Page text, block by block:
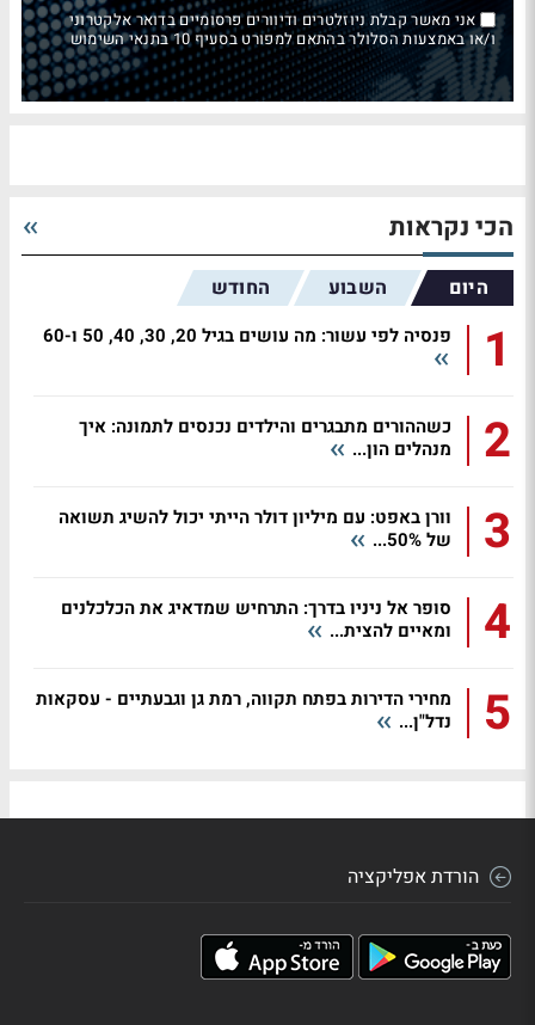
אני מאשר קבלת ניוזלטרים ודיוורים פרסומיים בדואר אלקטרוני
ו/או באמצעות הסלולר בהתאם למפורט בסעיף 10 בתנאי השימוש
הכי נקראות
היום השבוע החודש
1 פנסיה לפי עשור: מה עושים בגיל 20, 30, 40, 50 ו-60
2
כשההורים מתבגרים והילדים נכנסים לתמונה: איך
מנהלים הון...
3
וורן באפט: עם מיליון דולר הייתי יכול להשיג תשואה
של 50%...
4
סופר אל ניניו בדרך: התרחיש שמדאיג את הכלכלנים
ומאיים להצית...
5
מחירי הדירות בפתח תקווה, רמת גן וגבעתיים - עסקאות
נדל"ן...
הורדת אפליקציה